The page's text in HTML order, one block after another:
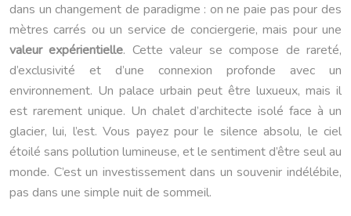
dans un changement de paradigme : on ne paie pas pour des
mètres carrés ou un service de conciergerie, mais pour une
valeur expérientielle. Cette valeur se compose de rareté,
d’exclusivité et d’une connexion profonde avec un
environnement. Un palace urbain peut être luxueux, mais il
est rarement unique. Un chalet d’architecte isolé face à un
glacier, lui, l’est. Vous payez pour le silence absolu, le ciel
étoilé sans pollution lumineuse, et le sentiment d’être seul au
monde. C’est un investissement dans un souvenir indélébile,
pas dans une simple nuit de sommeil.